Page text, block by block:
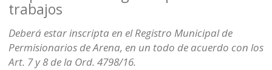
trabajos
Deberá estar inscripta en el Registro Municipal de
Permisionarios de Arena, en un todo de acuerdo con los
Art. 7 y 8 de la Ord. 4798/16.